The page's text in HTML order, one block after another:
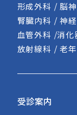
形成外科 / 脳
腎臓内科 / 神
血管外科 /消
放射線科 / 老
受診案内